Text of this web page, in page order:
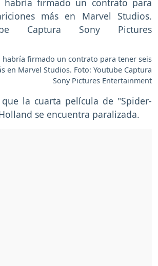
habría firmado un contrato para tener seis
en Marvel Studios. Foto: Youtube Captura
Sony Pictures Entertainment
la cuarta película de "Spider-
se encuentra paralizada.